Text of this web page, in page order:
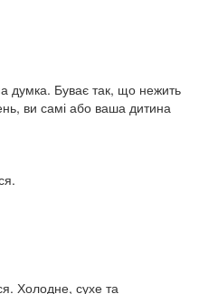
думка. Буває так, що нежить
ви самі або ваша дитина
Холодне, сухе та